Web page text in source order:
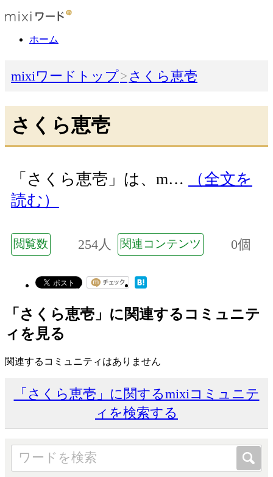
ホーム
mixiワードトップ さくら恵壱
さくら恵壱
「さくら恵壱」は、m…
（全文を
読む）
閲覧数 254人 関連コンテンツ 0個
「さくら恵壱」に関連するコミュニテ
ィを見る
関連するコミュニティはありません
「さくら恵壱」に関するmixiコミュニテ
ィを検索する